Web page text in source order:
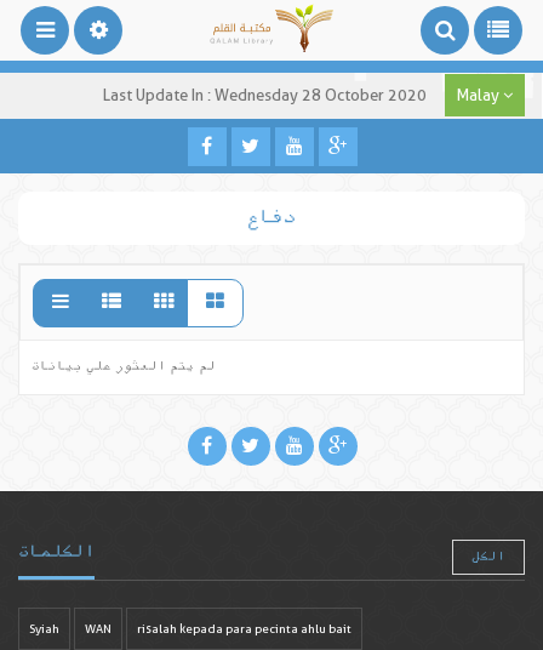
Last Update In : Wednesday 28 October 2020 Malay
دفاع
لم يتم العثور علي بيانات
الكلمات الكل
Syiah WAN risalah kepada para pecinta ahlu bait